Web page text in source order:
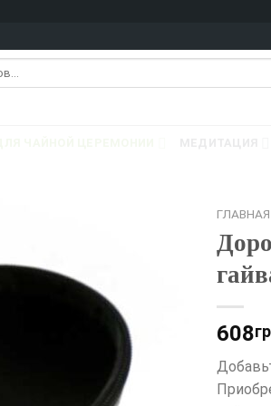
ГЛАВНАЯ
608